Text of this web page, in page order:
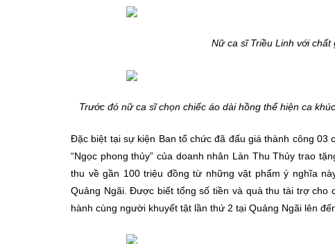
Nữ ca sĩ Triều Linh với chất
Trước đó nữ ca sĩ chọn chiếc áo dài hồng thể hiện ca
Đặc biệt tại sự kiện Ban tổ chức đã đấu giá thành công 03
“Ngọc phong thủy” của doanh nhân Làn Thu Thủy trao
thu về gần 100 triệu đồng từ những vật phẩm ý nghĩa
Quảng Ngãi. Được biết tổng số tiền và quà thu tài trợ cho
hành cùng người khuyết tật lần thứ 2 tại Quảng Ngãi lên